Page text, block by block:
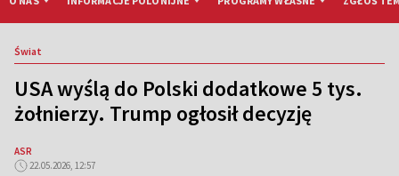
Świat
USA wyślą do Polski dodatkowe 5 tys.
żołnierzy. Trump ogłosił decyzję
ASR
22.05.2026, 12:57